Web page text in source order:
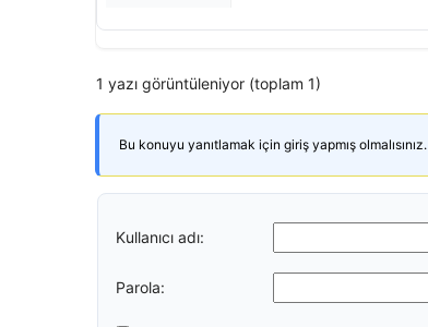
1 yazı görüntüleniyor (toplam 1)
Bu konuyu yanıtlamak için giriş yapmış olmalısınız.
Kullanıcı adı:
Parola: